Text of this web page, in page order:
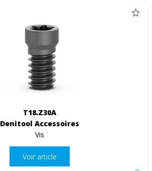
T18.Z30A
Denitool Accessoires
Vis
Voir article